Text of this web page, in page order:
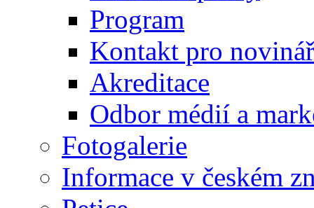
Program
Kontakt pro
Akreditace
Odbor médií a
Fotogalerie
Informace v českém